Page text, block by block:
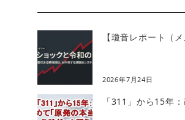
【瓊音レポート（
2026年7月24日
「311」から15年